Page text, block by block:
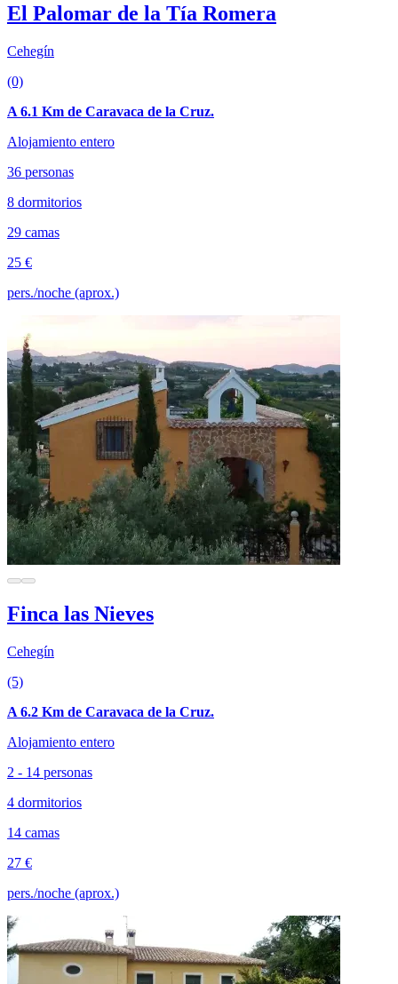
El Palomar de la Tía Romera
Cehegín
(0)
A 6.1 Km de Caravaca de la Cruz.
Alojamiento entero
36 personas
8 dormitorios
29 camas
25 €
pers./noche (aprox.)
Finca las Nieves
Cehegín
(5)
A 6.2 Km de Caravaca de la Cruz.
Alojamiento entero
2 - 14 personas
4 dormitorios
14 camas
27 €
pers./noche (aprox.)